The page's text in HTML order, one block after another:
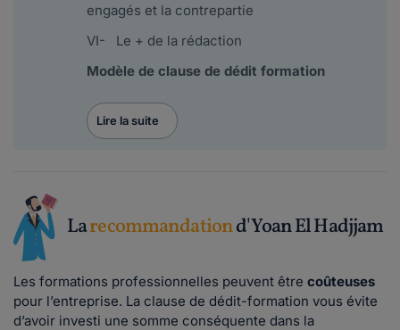
engagés et la contrepartie
VI- Le + de la rédaction
Modèle de clause de dédit formation
Lire la suite
Larecommandationd'Yoan El Hadjjam
Les formations professionnelles peuvent être coûteuses
pour l’entreprise. La clause de dédit-formation vous évite
d’avoir investi une somme conséquente dans la